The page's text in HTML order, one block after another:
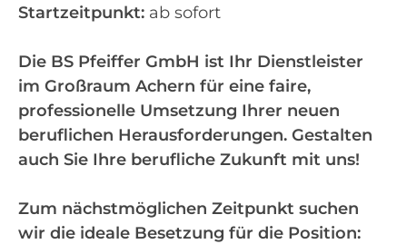
Startzeitpunkt: ab sofort
Die BS Pfeiffer GmbH ist Ihr Dienstleister
im Großraum Achern für eine faire,
professionelle Umsetzung Ihrer neuen
beruflichen Herausforderungen. Gestalten
auch Sie Ihre berufliche Zukunft mit uns!
Zum nächstmöglichen Zeitpunkt suchen
wir die ideale Besetzung für die Position: